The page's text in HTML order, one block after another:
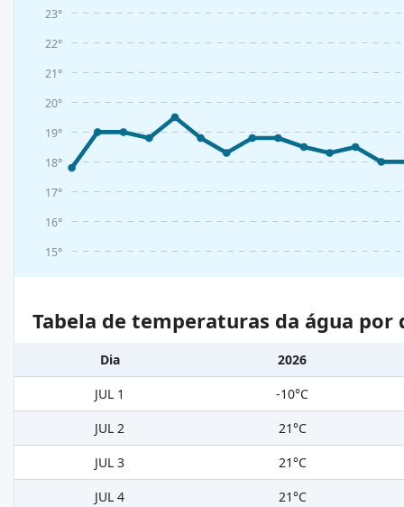
15°
16°
17°
18°
19°
20°
21°
22°
23°
Tabela de temperaturas da água
Dia
2026
JUL 1
-10°C
JUL 2
21°C
JUL 3
21°C
JUL 4
21°C